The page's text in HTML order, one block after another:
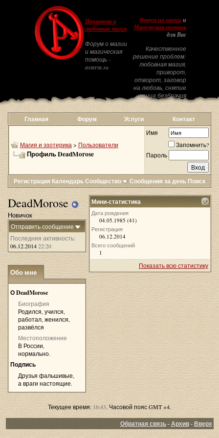
Приворот и
любовная магия
Форум о магии
и магическая
помощь -
astarta.su
Форум по магиии
Магическая помощь
для Вас
Качественное
решение проблем:
любовная магия,
приворот,
отворот, заговор
на любовь, снятие
венца безбрачия
Главная Форум Услуги Контакт
Магия и эзотерика > Пользователи
Профиль DeadMorose
Имя
Запомнить?
Пароль
Регистрация КалендарьСообщество Сообщения за день Поиск
DeadMorose
Новичок
Отправить сообщение
Последняя активность:
06.12.201422:20
Обо мне
»
О DeadMorose
Биография
Родился, учился,
работал, женился,
развёлся
Местоположение
В России,
нормально.
Подпись
Друзья фальшивые,
а враги настоящие.
Мини-статистика
Дата рождения
04.05.1985 (41)
Регистрация
06.12.2014
Всего сообщений
1
Показать всю статистику
Текущее время:16:43. Часовой пояс GMT +4.
Обратная связь-Архив-Вверх